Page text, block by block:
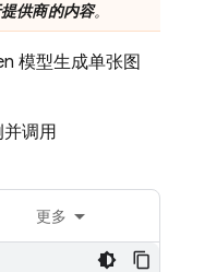
供商的内容。
模型生成单张图
并调用
更多